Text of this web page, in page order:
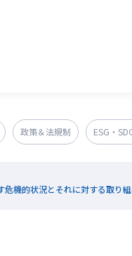
政策＆法規制 ESG・
危機的状況とそれに対する取り